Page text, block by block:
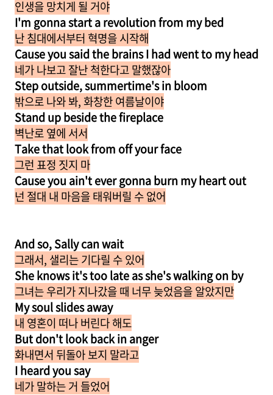
인생을 망치게 될 거야
I'm gonna start a revolution from my bed
난 침대에서부터 혁명을 시작해
Cause you said the brains I had went to my head
네가 나보고 잘난 척한다고 말했잖아
Step outside, summertime's in bloom
밖으로 나와 봐, 화창한 여름날이야
Stand up beside the fireplace
벽난로 옆에 서서
Take that look from off your face
그런 표정 짓지 마
Cause you ain't ever gonna burn my heart out
넌 절대 내 마음을 태워버릴 수 없어
And so, Sally can wait
그래서, 샐리는 기다릴 수 있어
She knows it's too late as she's walking on by
그녀는 우리가 지나갔을 때 너무 늦었음을 알았지만
My soul slides away
내 영혼이 떠나 버린다 해도
But don't look back in anger
화내면서 뒤돌아 보지 말라고
I heard you say
네가 말하는 거 들었어